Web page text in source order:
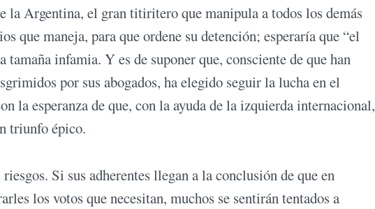
la Argentina, el gran titiritero que manipula a todos los demás
que maneja, para que ordene su detención; esperaría que “el
infamia. Y es de suponer que, consciente de que han
por sus abogados, ha elegido seguir la lucha en el
la esperanza de que, con la ayuda de la izquierda internacional,
triunfo épico.
Si sus adherentes llegan a la conclusión de que en
los votos que necesitan, muchos se sentirán tentados a